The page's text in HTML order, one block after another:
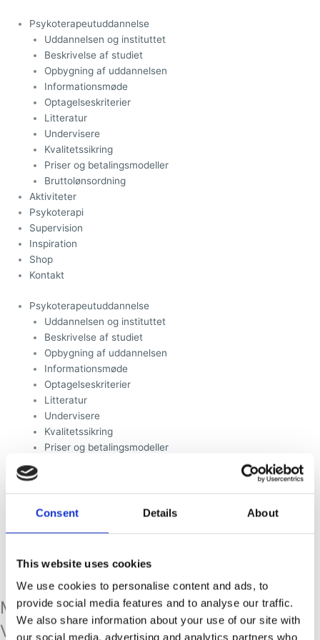
Consent Details About
This website uses cookies
We use cookies to personalise content and ads, to
provide social media features and to analyse our traffic.
We also share information about your use of our site with
our social media, advertising and analytics partners who
indholdet
Psykoterapeutuddannelse
Uddannelsen og instituttet
Beskrivelse af studiet
Opbygning af uddannelsen
Informationsmøde
Optagelseskriterier
Litteratur
Undervisere
Kvalitetssikring
Priser og betalingsmodeller
Bruttolønsordning
Aktiviteter
Psykoterapi
Supervision
Inspiration
Shop
Kontakt
Psykoterapeutuddannelse
Uddannelsen og instituttet
Beskrivelse af studiet
Opbygning af uddannelsen
Informationsmøde
Optagelseskriterier
Litteratur
Undervisere
Kvalitetssikring
Priser og betalingsmodeller
Aktiviteter
Supervision
Kontakt
Manden og hans indre kvinder af Ole
Vedfelt